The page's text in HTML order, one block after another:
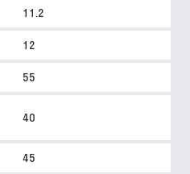
11.2
12
55
40
45